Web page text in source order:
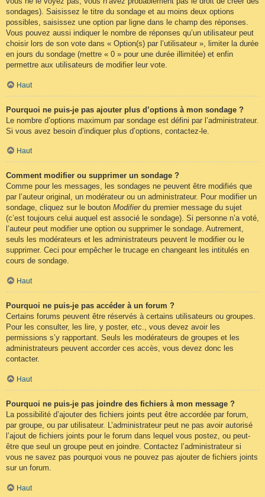
sondages). Saisissez le titre du sondage et au moins deux options
possibles, saisissez une option par ligne dans le champ des réponses.
Vous pouvez aussi indiquer le nombre de réponses qu’un utilisateur peut
choisir lors de son vote dans « Option(s) par l’utilisateur », limiter la durée
en jours du sondage (mettre « 0 » pour une durée illimitée) et enfin
permettre aux utilisateurs de modifier leur vote.
Haut
Pourquoi ne puis-je pas ajouter plus d’options à mon sondage ?
Le nombre d’options maximum par sondage est défini par l’administrateur.
Si vous avez besoin d’indiquer plus d’options, contactez-le.
Haut
Comment modifier ou supprimer un sondage ?
Comme pour les messages, les sondages ne peuvent être modifiés que
par l’auteur original, un modérateur ou un administrateur. Pour modifier un
sondage, cliquez sur le bouton Modifierdu premier message du sujet
(c’est toujours celui auquel est associé le sondage). Si personne n’a voté,
l’auteur peut modifier une option ou supprimer le sondage. Autrement,
seuls les modérateurs et les administrateurs peuvent le modifier ou le
supprimer. Ceci pour empêcher le trucage en changeant les intitulés en
cours de sondage.
Haut
Pourquoi ne puis-je pas accéder à un forum ?
Certains forums peuvent être réservés à certains utilisateurs ou groupes.
Pour les consulter, les lire, y poster, etc., vous devez avoir les
permissions s’y rapportant. Seuls les modérateurs de groupes et les
administrateurs peuvent accorder ces accès, vous devez donc les
contacter.
Haut
Pourquoi ne puis-je pas joindre des fichiers à mon message ?
La possibilité d’ajouter des fichiers joints peut être accordée par forum,
par groupe, ou par utilisateur. L’administrateur peut ne pas avoir autorisé
l’ajout de fichiers joints pour le forum dans lequel vous postez, ou peut-
être que seul un groupe peut en joindre. Contactez l’administrateur si
vous ne savez pas pourquoi vous ne pouvez pas ajouter de fichiers joints
sur un forum.
Haut